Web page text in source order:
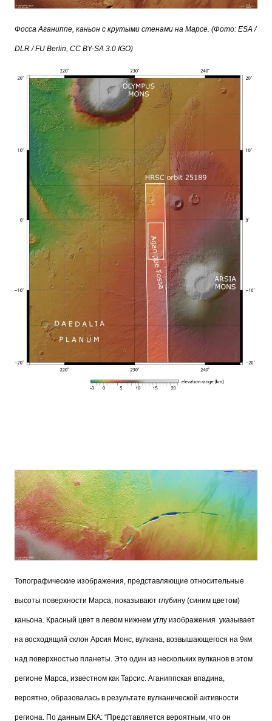
Фосса Аганиппе, каньон с крутыми стенами на Марсе. (Фото: ESA /
DLR / FU Berlin, CC BY-SA 3.0 IGO)
Топографические изображения, представляющие относительные
высоты поверхности Марса, показывают глубину (синим цветом)
каньона. Красный цвет в левом нижнем углу изображения указывает
на восходящий склон Арсия Монс, вулкана, возвышающегося на 9км
над поверхностью планеты. Это один из нескольких вулканов в этом
регионе Марса, известном как Тарсис. Аганиппская впадина,
вероятно, образовалась в результате вулканической активности
региона. По данным ЕКА: “Представляется вероятным, что он